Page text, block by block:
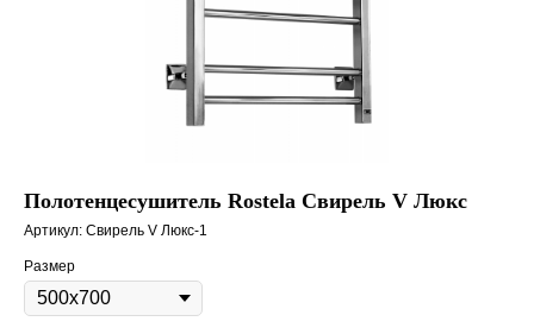
Полотенцесушитель Rostela Свирель V Люкс
Артикул: Свирель V Люкс-1
Размер